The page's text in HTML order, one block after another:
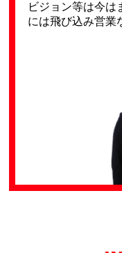
ビジョン等は今は
には飛び込み営業